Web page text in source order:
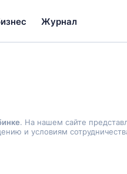
Журнал
. На нашем сайте
и условиям